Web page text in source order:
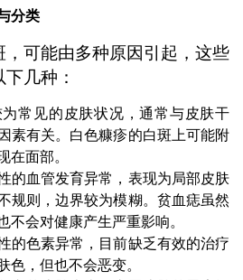
分类
可能由多种原因引起，这些
几种：
常见的皮肤状况，通常与皮肤干
素有关。白色糠疹的白斑上可能附
在面部。
的血管发育异常，表现为局部皮肤
规则，边界较为模糊。贫血痣虽然
不会对健康产生严重影响。
的色素异常，目前缺乏有效的治疗
色，但也不会恶变。